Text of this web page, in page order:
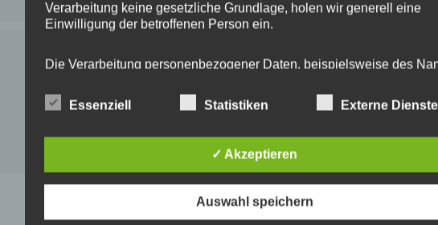
Verarbeitung keine gesetzliche Grundlage, holen wir generell eine
Einwilligung der betroffenen Person ein.
Die Verarbeitung personenbezogener Daten, beispielsweise des
Person, erfolgt stets im Einklang mit der Datenschutz-
und in Übereinstimmung mit den für uns geltenden landesspezifischen
uns erhobenen, genutzten und verarbeiteten personenbezogenen
informieren. Ferner werden betroffene Personen mittels dieser
Datenschutzerklärung über die ihnen zustehenden Rechte aufgeklärt.
Essenziell Statistiken Externe Dienste
✓ Akzeptieren
Auswahl speichern